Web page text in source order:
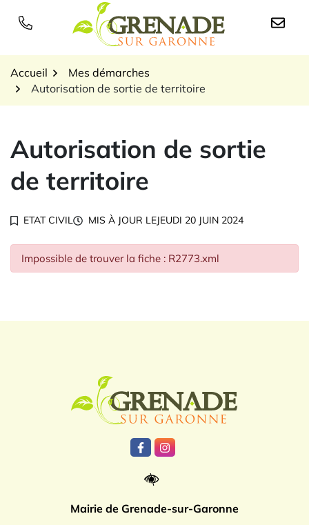
Logo Grenade sur
Accueil
Mes démarches
Autorisation de sortie de territoire
Autorisation de sortie
de territoire
ETAT CIVIL MIS À JOUR LEJEUDI 20 JUIN 2024
Impossible de trouver la fiche : R2773.xml
Lien vers le compte Facebook
Lien vers le compte
Mairie de Grenade-sur-Garonne